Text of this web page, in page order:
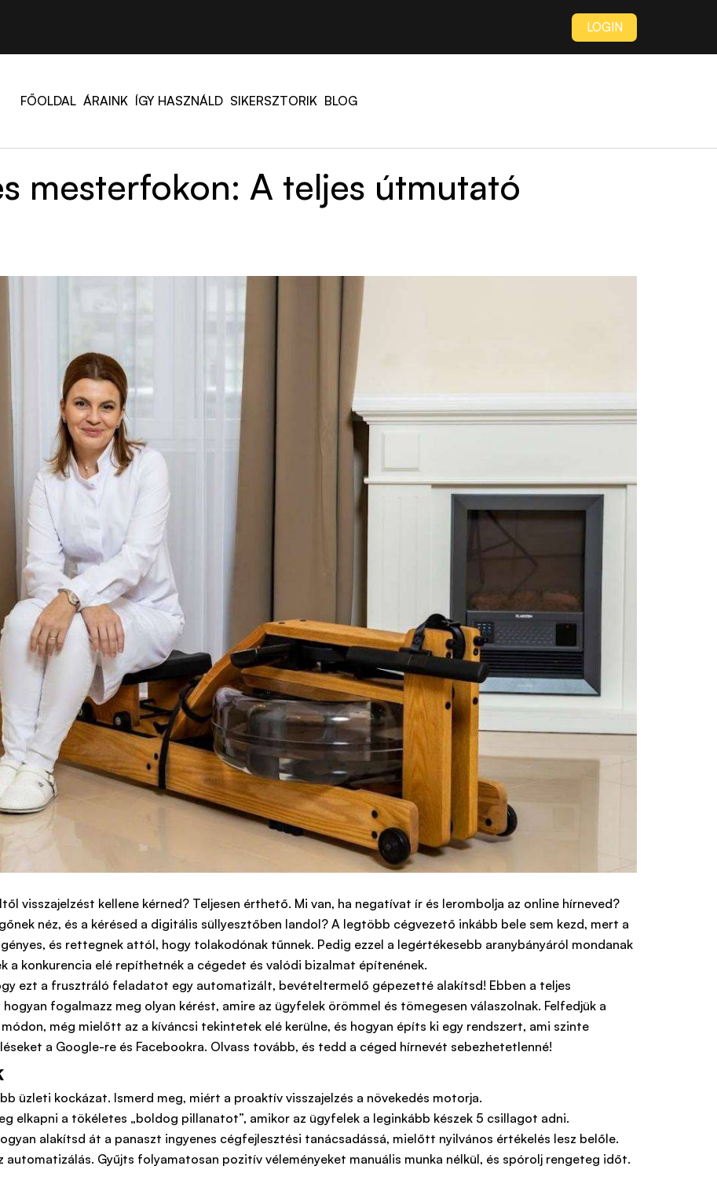
LOGIN
FŐOLDAL ÁRAINK ÍGY HASZNÁLD SIKERSZTORIK BLOG
mesterfokon: A teljes útmutató
visszajelzést kellene kérned? Teljesen érthető. Mi van, ha negatívat ír és lerombolja az online hírneved?
néz, és a kérésed a digitális süllyesztőben landol? A legtöbb cégvezető inkább bele sem kezd, mert a
és rettegnek attól, hogy tolakodónak tűnnek. Pedig ezzel a legértékesebb aranybányáról mondanak
a konkurencia elé repíthetnék a cégedet és valódi bizalmat építenének.
ezt a frusztráló feladatot egy automatizált, bevételtermelő gépezetté alakítsd! Ebben a teljes
fogalmazz meg olyan kérést, amire az ügyfelek örömmel és tömegesen válaszolnak. Felfedjük a
még mielőtt az a kíváncsi tekintetek elé kerülne, és hogyan építs ki egy rendszert, ami szinte
a Google-re és Facebookra. Olvass tovább, és tedd a céged hírnevét sebezhetetlenné!
üzleti kockázat. Ismerd meg, miért a proaktív visszajelzés a növekedés motorja.
elkapni a tökéletes „boldog pillanatot”, amikor az ügyfelek a leginkább készek 5 csillagot adni.
alakítsd át a panaszt ingyenes cégfejlesztési tanácsadássá, mielőtt nyilvános értékelés lesz belőle.
automatizálás. Gyűjts folyamatosan pozitív véleményeket manuális munka nélkül, és spórolj rengeteg időt.